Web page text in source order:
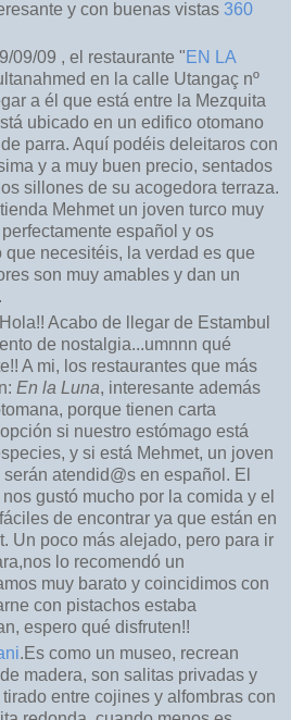
y con buenas vistas 360
09/09 , el restaurante " EN LA
en la calle Utangaç nº
a él que está entre la Mezquita
ubicado en un edifico otomano
parra. Aquí podéis deleitaros con
y a muy buen precio, sentados
sillones de su acogedora terraza.
Mehmet un joven turco muy
español y os
que necesitéis, la verdad es que
son muy amables y dan un
Acabo de llegar de Estambul
de nostalgia...umnnn qué
A mi, los restaurantes que más
En la Luna, interesante además
porque tienen carta
si nuestro estómago está
y si está Mehmet, un joven
atendid@s en español. El
gustó mucho por la comida y el
de encontrar ya que están en
Un poco más alejado, pero para ir
lo recomendó un
muy barato y coincidimos con
con pistachos estaba
espero qué disfruten!!
.Es como un museo, recrean
madera, son salitas privadas y
entre cojines y alfombras con